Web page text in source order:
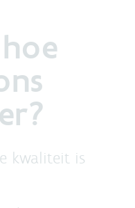
kwaliteit is